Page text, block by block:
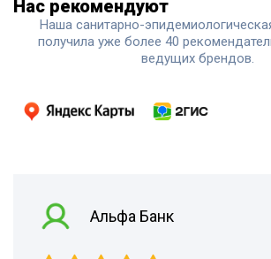
Нас рекомендуют
Наша санитарно-
получила уже более 40
ведущих брендов.
Альфа Банк